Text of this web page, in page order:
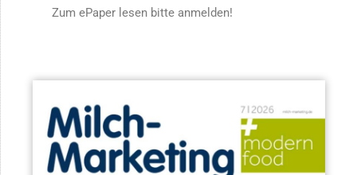
Zum ePaper lesen bitte anmelden!